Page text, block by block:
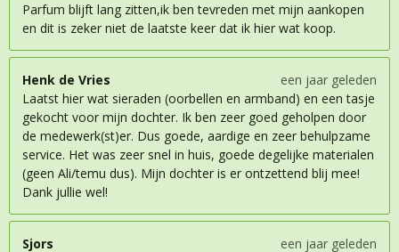
Parfum blijft lang zitten,ik ben tevreden met mijn aankopen
en dit is zeker niet de laatste keer dat ik hier wat koop.
Henk de Vries
een jaar geleden
Laatst hier wat sieraden (oorbellen en armband) en een tasje
gekocht voor mijn dochter. Ik ben zeer goed geholpen door
de medewerk(st)er. Dus goede, aardige en zeer behulpzame
service. Het was zeer snel in huis, goede degelijke materialen
(geen Ali/temu dus). Mijn dochter is er ontzettend blij mee!
Dank jullie wel!
Sjors een jaar geleden